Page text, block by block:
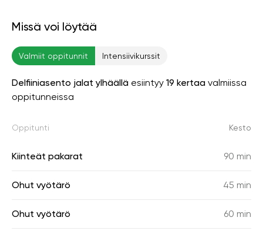
Missä voi löytää
Valmiit oppitunnit Intensiivikurssit
Delfiiniasento jalat ylhäällä esiintyy 19 kertaa valmiissa
oppitunneissa
Oppitunti Kesto
Kiinteät pakarat 90 min
Ohut vyötärö 45 min
Ohut vyötärö 60 min